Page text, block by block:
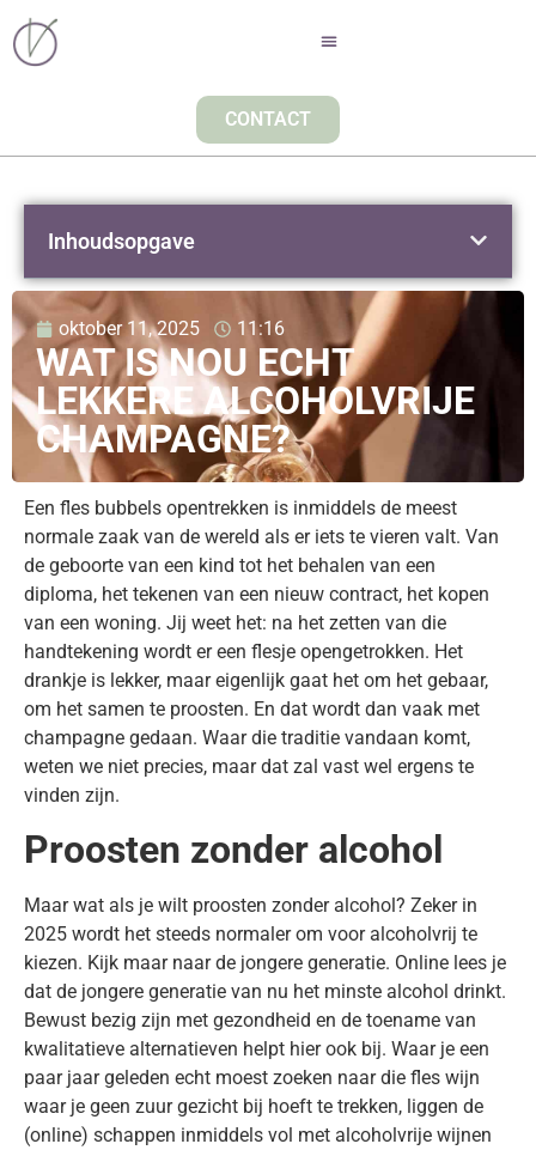
CONTACT
oktober 11, 2025 11:16
WAT IS NOU ECHT
LEKKERE ALCOHOLVRIJE
CHAMPAGNE?
Een fles bubbels opentrekken is inmiddels de meest
normale zaak van de wereld als er iets te vieren valt. Van
de geboorte van een kind tot het behalen van een
diploma, het tekenen van een nieuw contract, het kopen
van een woning. Jij weet het: na het zetten van die
handtekening wordt er een flesje opengetrokken. Het
drankje is lekker, maar eigenlijk gaat het om het gebaar,
om het samen te proosten. En dat wordt dan vaak met
champagne gedaan. Waar die traditie vandaan komt,
weten we niet precies, maar dat zal vast wel ergens te
vinden zijn.
Proosten zonder alcohol
Maar wat als je wilt proosten zonder alcohol? Zeker in
2025 wordt het steeds normaler om voor alcoholvrij te
kiezen. Kijk maar naar de jongere generatie. Online lees je
dat de jongere generatie van nu het minste alcohol drinkt.
Bewust bezig zijn met gezondheid en de toename van
kwalitatieve alternatieven helpt hier ook bij. Waar je een
paar jaar geleden echt moest zoeken naar die fles wijn
waar je geen zuur gezicht bij hoeft te trekken, liggen de
(online) schappen inmiddels vol met alcoholvrije wijnen
Inhoudsopgave